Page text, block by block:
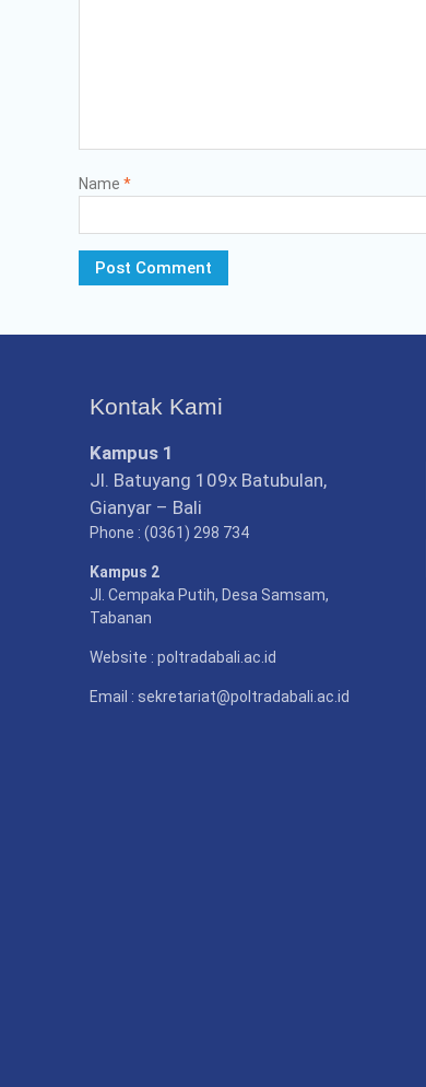
Name *
Kontak Kami
Kampus 1
Jl. Batuyang 109x Batubulan,
Gianyar – Bali
Phone : (0361) 298 734
Kampus 2
Jl. Cempaka Putih, Desa Samsam,
Tabanan
Website : poltradabali.ac.id
Email : sekretariat@poltradabali.ac.id